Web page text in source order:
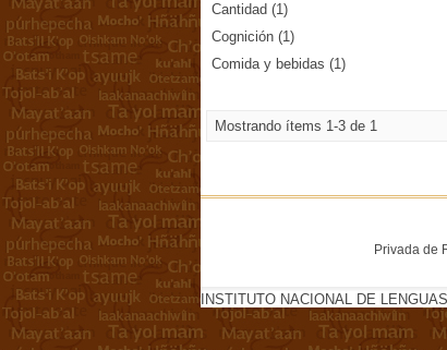
Cantidad (1)
Cognición (1)
Comida y bebidas (1)
Mostrando ítems 1-3 de 1
Privada de
INSTITUTO NACIONAL DE